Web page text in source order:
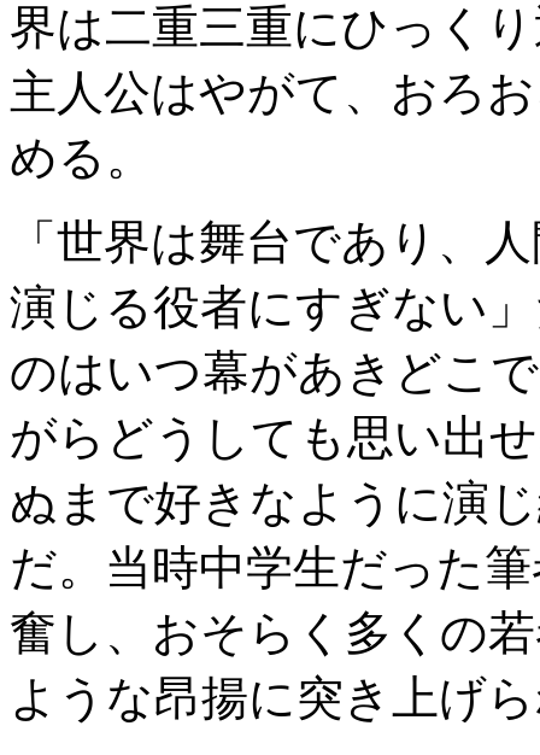
界は二重三重にひっく
主人公はやがて、おろ
める。
「世界は舞台であり、
演じる役者にすぎない
のはいつ幕があきどこ
がらどうしても思い出
ぬまで好きなように演
だ。当時中学生だった
奮し、おそらく多くの
ような昂揚に突き上げ